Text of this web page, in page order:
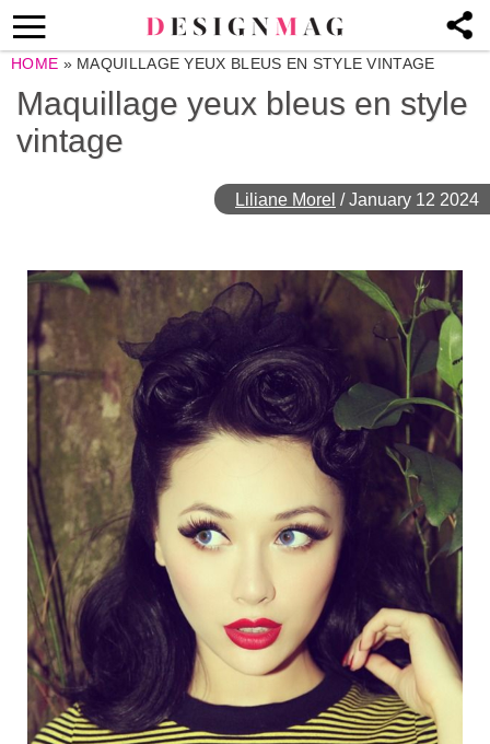
HOME » MAQUILLAGE YEUX BLEUS EN STYLE VINTAGE
Maquillage yeux bleus en style
vintage
Liliane Morel /January 12 2024